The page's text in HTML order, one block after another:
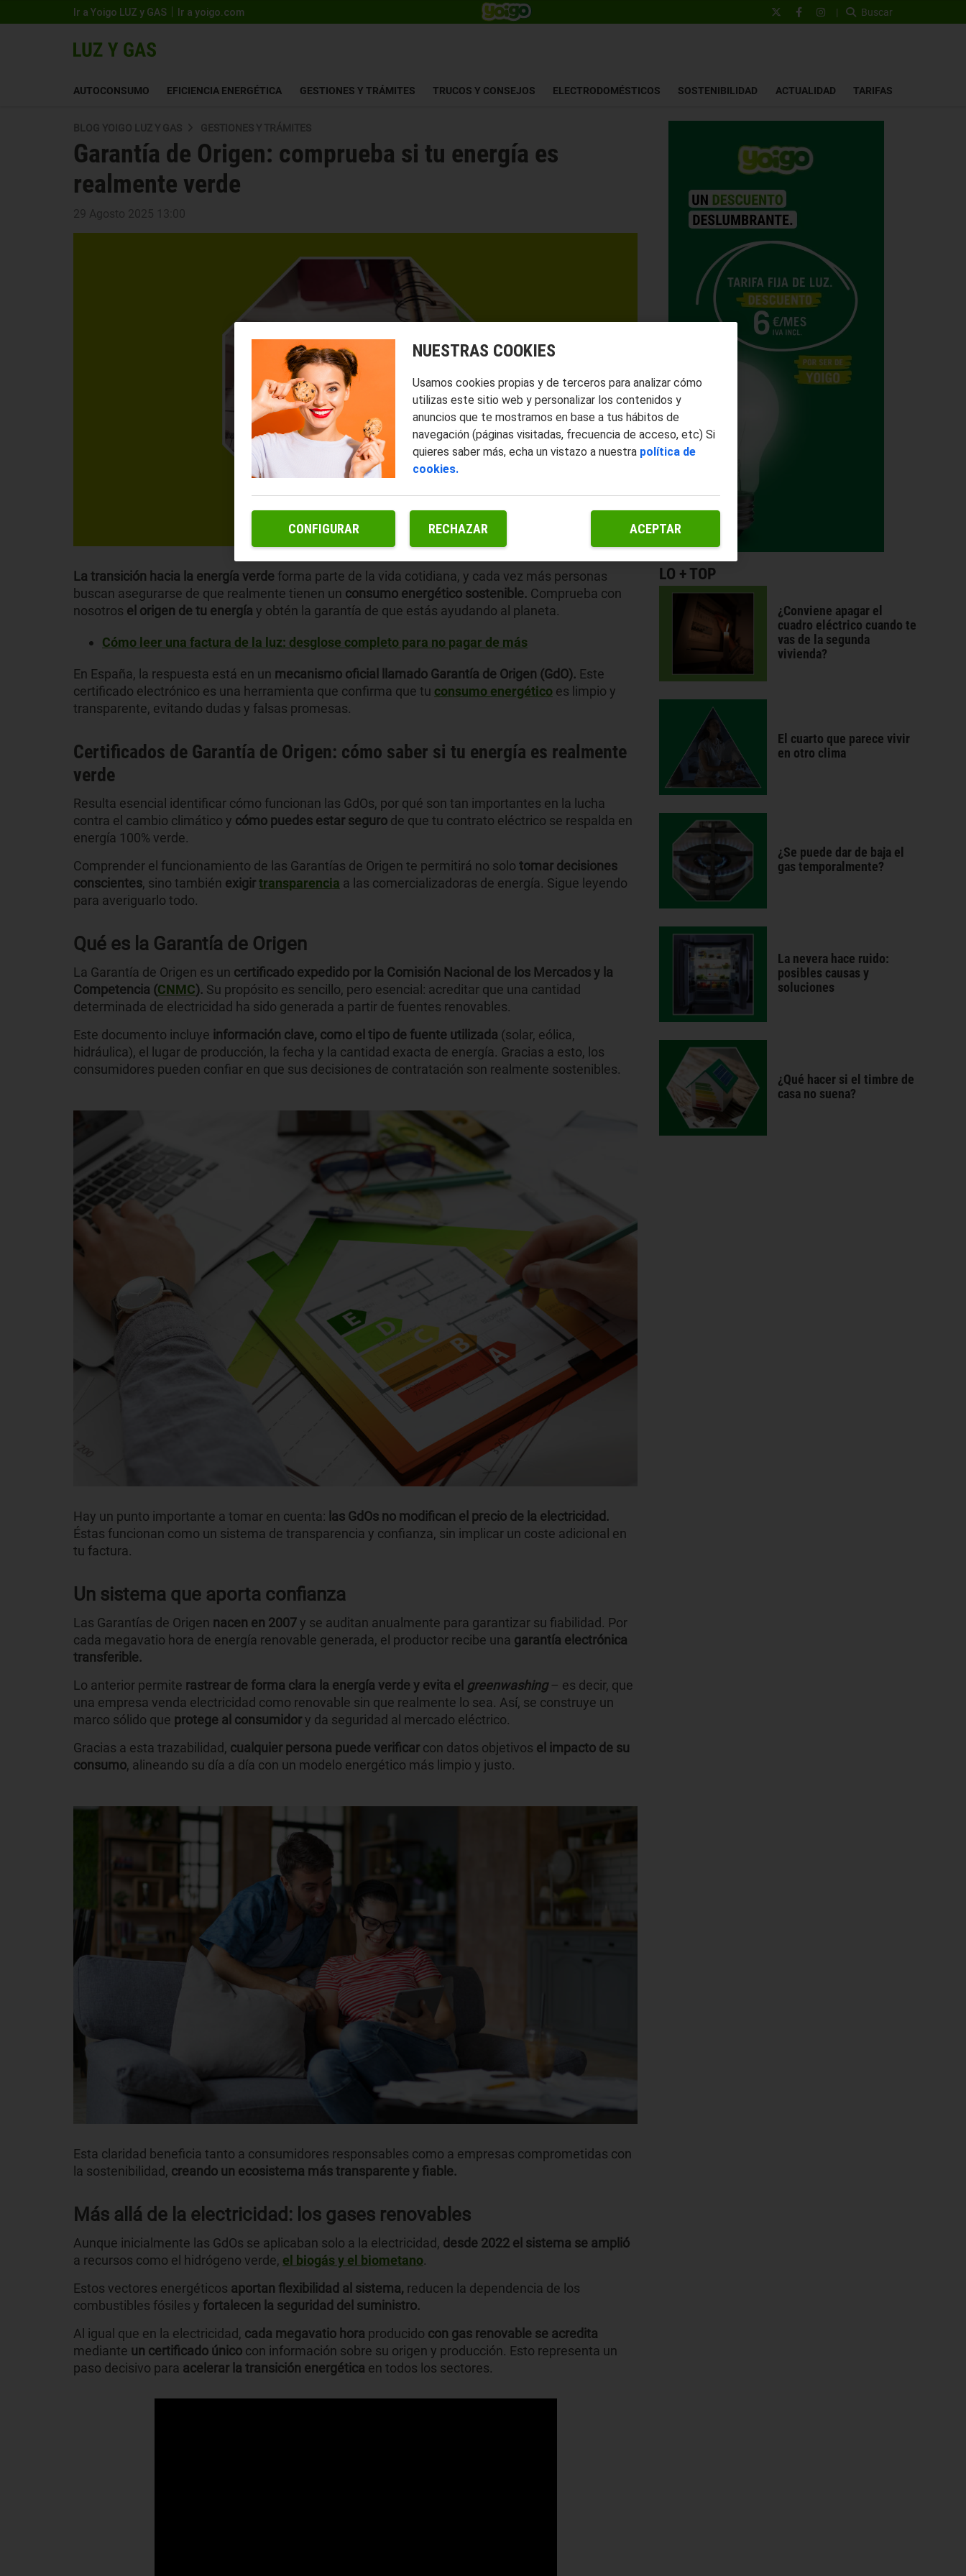
Ir a Yoigo LUZ y GAS Ir a yoigo.com | Buscar
AUTOCONSUMO EFICIENCIA ENERGÉTICA GESTIONES Y TRÁMITES TRUCOS Y CONSEJOS ELECTRODOMÉSTICOS SOSTENIBILIDAD ACTUALIDAD TARIFAS
BLOG YOIGO LUZ Y GAS GESTIONES Y TRÁMITES
Garantía de Origen: comprueba si tu energía es
realmente verde
29 Agosto 2025 13:00
La transición hacia la energía verde forma parte de la vida cotidiana, y cada vez más personas
buscan asegurarse de que realmente tienen un consumo energético sostenible. Comprueba con
nosotros el origen de tu energía y obtén la garantía de que estás ayudando al planeta.
Cómo leer una factura de la luz: desglose completo para no pagar de más
En España, la respuesta está en un mecanismo oficial llamado Garantía de Origen (GdO). Este
certificado electrónico es una herramienta que confirma que tu consumo energético es limpio y
transparente, evitando dudas y falsas promesas.
Certificados de Garantía de Origen: cómo saber si tu energía es realmente
verde
Resulta esencial identificar cómo funcionan las GdOs, por qué son tan importantes en la lucha
contra el cambio climático y cómo puedes estar seguro de que tu contrato eléctrico se respalda en
energía 100% verde.
Comprender el funcionamiento de las Garantías de Origen te permitirá no solo tomar decisiones
conscientes, sino también exigirtransparencia a las comercializadoras de energía. Sigue leyendo
para averiguarlo todo.
Qué es la Garantía de Origen
La Garantía de Origen es un certificado expedido por la Comisión Nacional de los Mercados y la
Competencia (CNMC). Su propósito es sencillo, pero esencial: acreditar que una cantidad
determinada de electricidad ha sido generada a partir de fuentes renovables.
Este documento incluye información clave, como el tipo de fuente utilizada (solar, eólica,
hidráulica), el lugar de producción, la fecha y la cantidad exacta de energía. Gracias a esto, los
consumidores pueden confiar en que sus decisiones de contratación son realmente sostenibles.
Hay un punto importante a tomar en cuenta: las GdOs no modifican el precio de la electricidad.
Éstas funcionan como un sistema de transparencia y confianza, sin implicar un coste adicional en
tu factura.
Un sistema que aporta confianza
Las Garantías de Origen nacen en 2007y se auditan anualmente para garantizar su fiabilidad. Por
cada megavatio hora de energía renovable generada, el productor recibe una garantía electrónica
transferible.
Lo anterior permite rastrear de forma clara la energía verde y evita el greenwashing – es decir, que
una empresa venda electricidad como renovable sin que realmente lo sea. Así, se construye un
marco sólido que protege al consumidory da seguridad al mercado eléctrico.
Gracias a esta trazabilidad, cualquier persona puede verificar con datos objetivos el impacto de su
consumo, alineando su día a día con un modelo energético más limpio y justo.
Esta claridad beneficia tanto a consumidores responsables como a empresas comprometidas con
la sostenibilidad, creando un ecosistema más transparente y fiable.
Más allá de la electricidad: los gases renovables
Aunque inicialmente las GdOs se aplicaban solo a la electricidad, desde 2022 el sistema se amplió
a recursos como el hidrógeno verde, el biogás y el biometano.
Estos vectores energéticos aportan flexibilidad al sistema, reducen la dependencia de los
combustibles fósiles y fortalecen la seguridad del suministro.
Al igual que en la electricidad, cada megavatio hora producido con gas renovable se acredita
mediante un certificado único con información sobre su origen y producción. Esto representa un
paso decisivo para acelerar la transición energética en todos los sectores.
LO + TOP
¿Conviene apagar el
cuadro eléctrico cuando te
vas de la segunda
vivienda?
El cuarto que parece vivir
en otro clima
¿Se puede dar de baja el
gas temporalmente?
La nevera hace ruido:
posibles causas y
soluciones
¿Qué hacer si el timbre de
casa no suena?
NUESTRAS COOKIES
Usamos cookies propias y de terceros para analizar cómo
utilizas este sitio web y personalizar los contenidos y
anuncios que te mostramos en base a tus hábitos de
navegación (páginas visitadas, frecuencia de acceso, etc) Si
quieres saber más, echa un vistazo a nuestra política de
cookies.
CONFIGURAR RECHAZAR ACEPTAR